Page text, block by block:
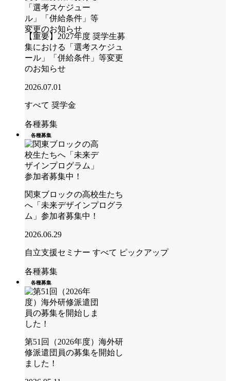
【重要】2027年度 奨学生募
集における「選考スケジュ
ール」「併給条件」等変更
のお知らせ
2026.07.01
すべて 奨学金
各種募集
各種募集
関東ブロックの高校生たち
へ「未来デザインプログラ
ム」参加者募集中！
2026.06.29
自立支援セミナー すべて ピックアップ
各種募集
各種募集
第51回（2026年度）海外研
修派遣団員の募集を開始し
ました！